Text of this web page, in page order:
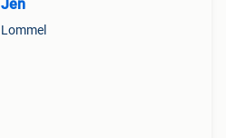
Jen
Lommel